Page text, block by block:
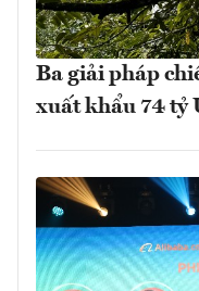
Ba giải pháp
xuất khẩu 74 tỷ